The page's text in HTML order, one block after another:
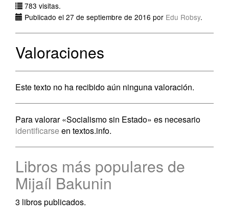
783 visitas.
Publicado el 27 de septiembre de 2016 por Edu Robsy.
Valoraciones
Este texto no ha recibido aún ninguna valoración.
Para valorar «Socialismo sin Estado» es necesario
identificarse en textos.info.
Libros más populares de
Mijaíl Bakunin
3 libros publicados.